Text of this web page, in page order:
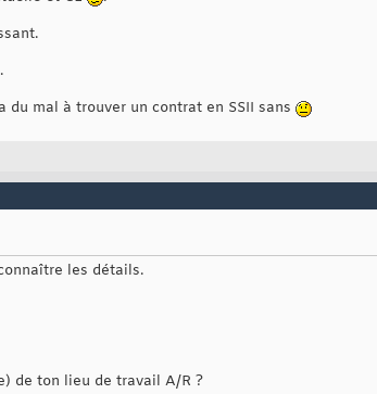
du mal à trouver un contrat en SSII sans
les détails.
de ton lieu de travail A/R ?